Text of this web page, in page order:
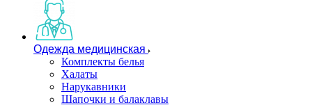
Одежда медицинская
Комплекты белья
Халаты
Нарукавники
Шапочки и балаклавы